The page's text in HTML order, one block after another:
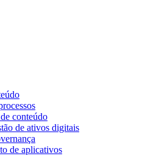
conteúdo
de ativos digitais
de aplicativos